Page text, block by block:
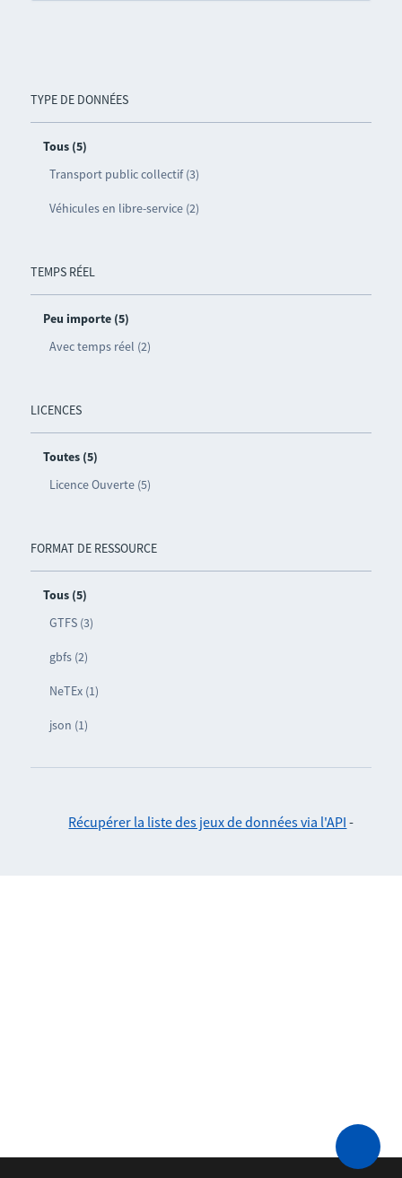
TYPE DE DONNÉES
Tous (5)
Transport public collectif (3)
Véhicules en libre-service (2)
TEMPS RÉEL
Peu importe (5)
Avec temps réel (2)
LICENCES
Toutes (5)
Licence Ouverte (5)
FORMAT DE RESSOURCE
Tous (5)
GTFS (3)
gbfs (2)
NeTEx (1)
json (1)
Récupérer la liste des jeux de données via l'API -